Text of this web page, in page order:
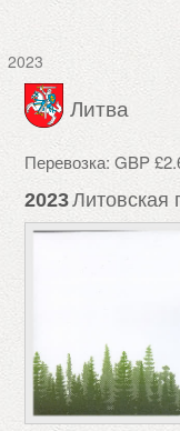
2023
Литва
Перевозка: GBP
2023Литовская